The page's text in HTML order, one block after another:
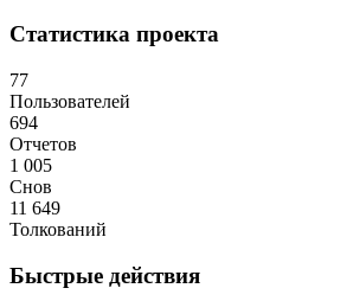
Статистика проекта
77
Пользователей
694
Отчетов
1 005
Снов
11 649
Толкований
Быстрые действия